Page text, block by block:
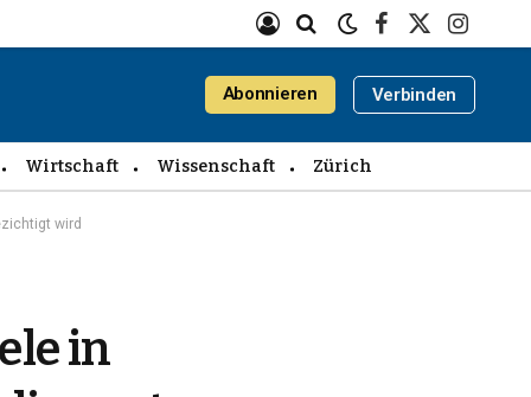
Facebook
X
Abonnieren Verbinden
Wirtschaft Wissenschaft Zürich
wird
in